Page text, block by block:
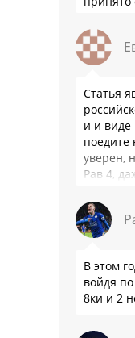
Статья
и и виде
поедите
уверен,
Рав 4,
В этом
войдя
8ки и 2